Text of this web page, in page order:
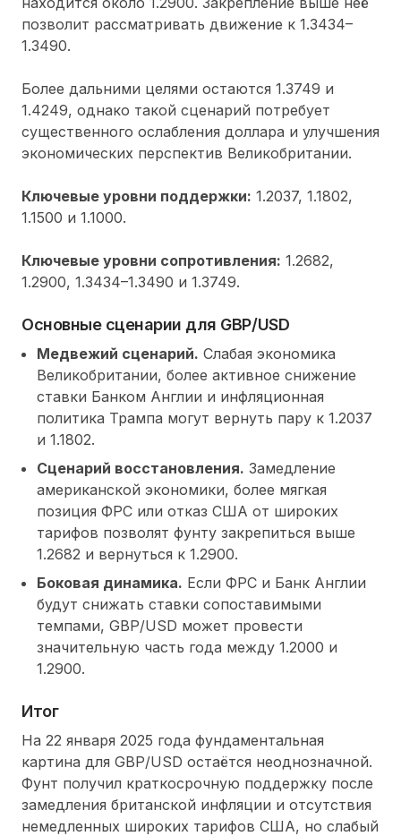
позволит рассматривать движение к 1.3434–
1.3490.
Более дальними целями остаются 1.3749 и
1.4249, однако такой сценарий потребует
существенного ослабления доллара и улучшения
экономических перспектив Великобритании.
Ключевые уровни поддержки: 1.2037, 1.1802,
1.1500 и 1.1000.
Ключевые уровни сопротивления: 1.2682,
1.2900, 1.3434–1.3490 и 1.3749.
Основные сценарии для GBP/USD
Медвежий сценарий. Слабая экономика
Великобритании, более активное снижение
ставки Банком Англии и инфляционная
политика Трампа могут вернуть пару к 1.2037
и 1.1802.
Сценарий восстановления. Замедление
американской экономики, более мягкая
позиция ФРС или отказ США от широких
тарифов позволят фунту закрепиться выше
1.2682 и вернуться к 1.2900.
Боковая динамика. Если ФРС и Банк Англии
будут снижать ставки сопоставимыми
темпами, GBP/USD может провести
значительную часть года между 1.2000 и
1.2900.
Итог
На 22 января 2025 года фундаментальная
картина для GBP/USD остаётся неоднозначной.
Фунт получил краткосрочную поддержку после
замедления британской инфляции и отсутствия
немедленных широких тарифов США, но слабый